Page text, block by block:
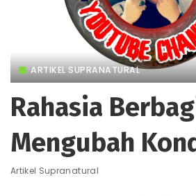
ARTIKEL SUPRANATURAL
Rahasia
Mengubah
Artikel Supranatural